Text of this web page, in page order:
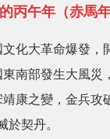
丙午年（赤馬
化大革命爆發，
南部發生大風
康之變，金兵
契丹。